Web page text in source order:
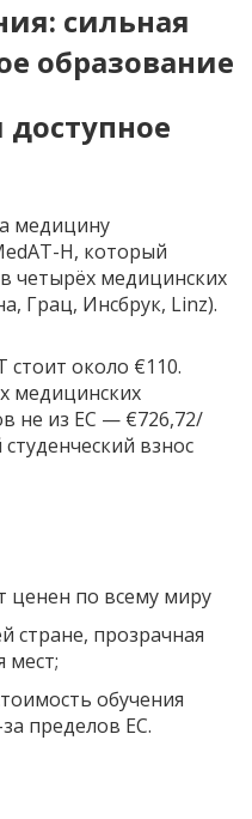
сильная
образование
доступное
медицину
H, который
четырёх медицинских
Грац, Инсбрук, Linz).
стоит около €110.
медицинских
не из ЕС — €726,72/
взнос
ценен по всему миру
стране, прозрачная
мест;
обучения
пределов ЕС.